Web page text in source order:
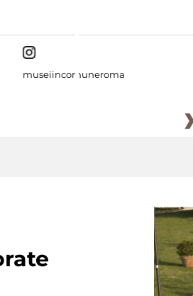
museiincomuneroma